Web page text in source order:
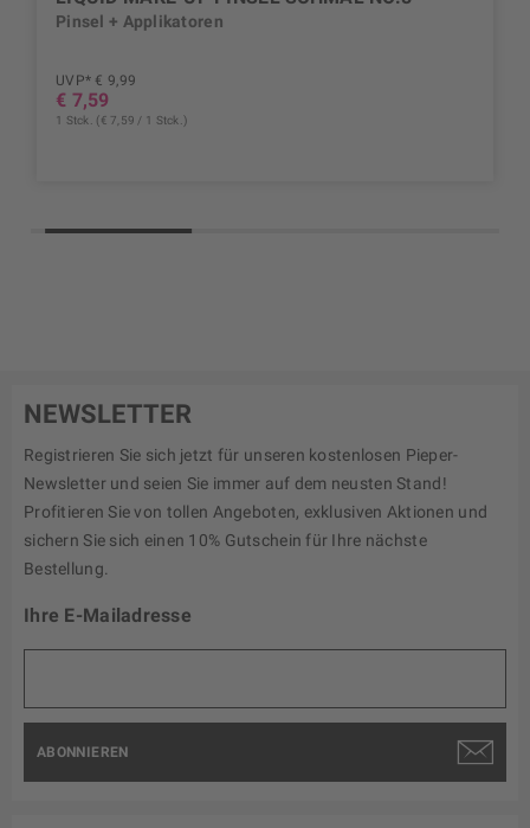
Pinsel + Applikatoren
UVP* € 9,99
€ 7,59
1 Stck. (€ 7,59 / 1 Stck.)
NEWSLETTER
Registrieren Sie sich jetzt für unseren kostenlosen Pieper-
Newsletter und seien Sie immer auf dem neusten Stand!
Profitieren Sie von tollen Angeboten, exklusiven Aktionen und
sichern Sie sich einen 10% Gutschein für Ihre nächste
Bestellung.
Ihre E-Mailadresse
ABONNIEREN